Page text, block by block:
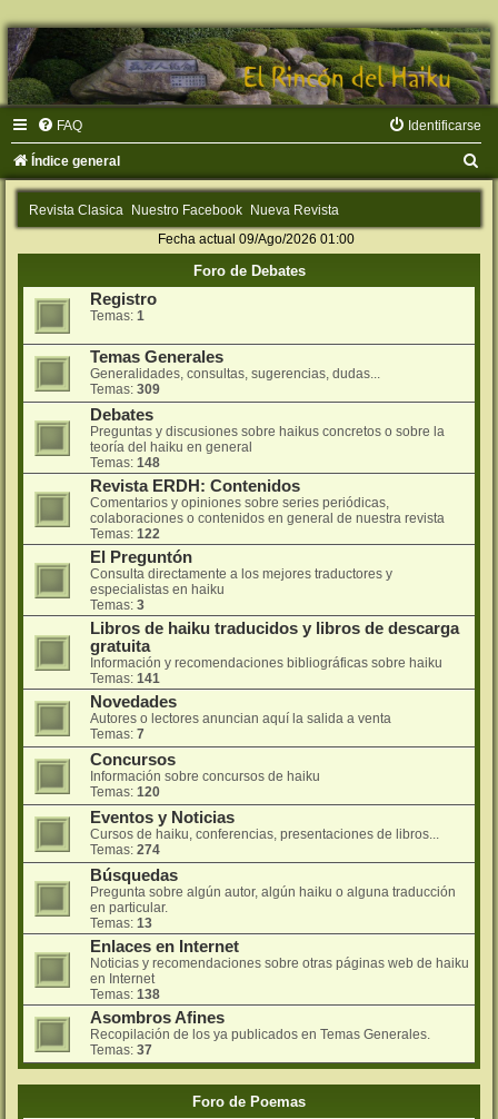
FAQ Identificarse
Índice general
u
Revista Clasica Nuestro Facebook Nueva Revista
Fecha actual 09/Ago/2026 01:00
Foro de Debates
Registro
Temas: 1
Temas Generales
Generalidades, consultas, sugerencias, dudas...
Temas: 309
Debates
Preguntas y discusiones sobre haikus concretos o sobre la
teorí­a del haiku en general
Temas: 148
Revista ERDH: Contenidos
Comentarios y opiniones sobre series periódicas,
colaboraciones o contenidos en general de nuestra revista
Temas: 122
El Preguntón
Consulta directamente a los mejores traductores y
especialistas en haiku
Temas: 3
Libros de haiku traducidos y libros de descarga
gratuita
Información y recomendaciones bibliográficas sobre haiku
Temas: 141
Novedades
Autores o lectores anuncian aquí la salida a venta
Temas: 7
Concursos
Información sobre concursos de haiku
Temas: 120
Eventos y Noticias
Cursos de haiku, conferencias, presentaciones de libros...
Temas: 274
Búsquedas
Pregunta sobre algún autor, algún haiku o alguna traducción
en particular.
Temas: 13
Enlaces en Internet
Noticias y recomendaciones sobre otras páginas web de haiku
en Internet
Temas: 138
Asombros Afines
Recopilación de los ya publicados en Temas Generales.
Temas: 37
Foro de Poemas